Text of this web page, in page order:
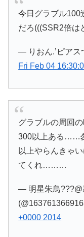
今日グラブル100
だろ(((SSR2倍
— りおん.’ピアス
Fri Feb 04
グラブルの周回
300以上ある……
以上やらんきゃ
てくれ………
— 明星朱鳥???@
+0000 2014